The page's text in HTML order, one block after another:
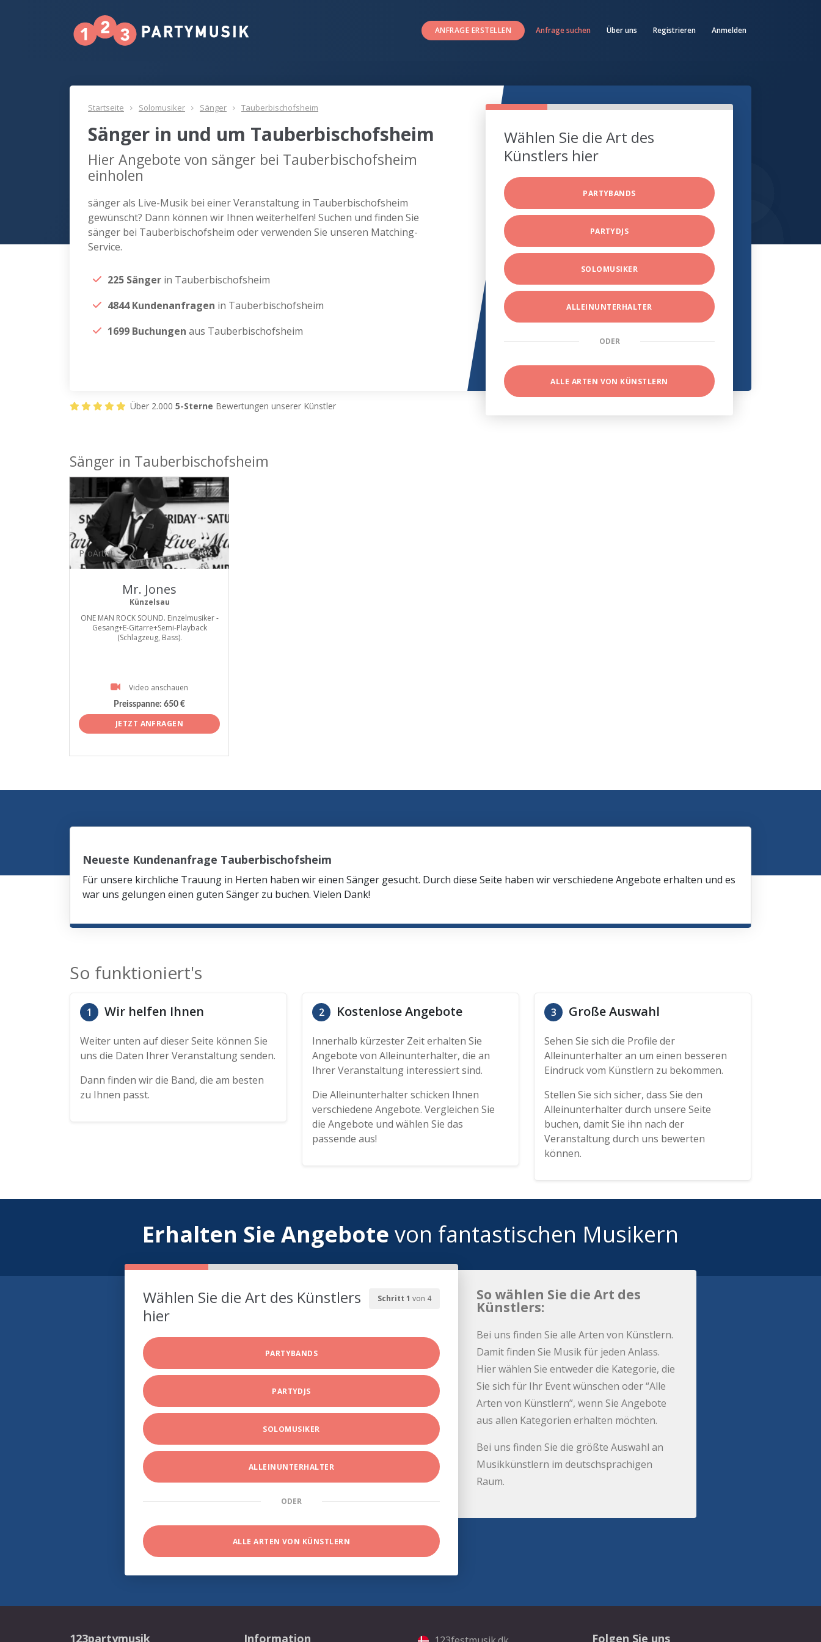
ANFRAGE ERSTELLEN Anfrage suchen Über uns Registrieren Anmelden
Startseite Solomusiker Sänger Tauberbischofsheim
Sänger in und um Tauberbischofsheim
Hier Angebote von sänger bei Tauberbischofsheim
einholen
sänger als Live-Musik bei einer Veranstaltung in Tauberbischofsheim
gewünscht? Dann können wir Ihnen weiterhelfen! Suchen und finden Sie
sänger bei Tauberbischofsheim oder verwenden Sie unseren Matching-
Service.
225 Sänger in Tauberbischofsheim
4844 Kundenanfragen in Tauberbischofsheim
1699 Buchungen aus Tauberbischofsheim
Wählen Sie die Art des
Künstlers hier
PARTYBANDS
PARTYDJS
SOLOMUSIKER
ALLEINUNTERHALTER
ODER
ALLE ARTEN VON KÜNSTLERN
Über 2.000 5-Sterne Bewertungen unserer Künstler
Sänger in Tauberbischofsheim
ProArtist
Mr. Jones
Künzelsau
ONE MAN ROCK SOUND. Einzelmusiker -
Gesang+E-Gitarre+Semi-Playback
(Schlagzeug, Bass).
Video anschauen
Preisspanne: 650 €
JETZT ANFRAGEN
Neueste Kundenanfrage Tauberbischofsheim
Für unsere kirchliche Trauung in Herten haben wir einen Sänger gesucht. Durch diese Seite haben wir verschiedene Angebote erhalten und es
war uns gelungen einen guten Sänger zu buchen. Vielen Dank!
So funktioniert's
1 Wir helfen Ihnen
Weiter unten auf dieser Seite können Sie
uns die Daten Ihrer Veranstaltung senden.
Dann finden wir die Band, die am besten
zu Ihnen passt.
2 Kostenlose Angebote
Innerhalb kürzester Zeit erhalten Sie
Angebote von Alleinunterhalter, die an
Ihrer Veranstaltung interessiert sind.
Die Alleinunterhalter schicken Ihnen
verschiedene Angebote. Vergleichen Sie
die Angebote und wählen Sie das
passende aus!
3 Große Auswahl
Sehen Sie sich die Profile der
Alleinunterhalter an um einen besseren
Eindruck vom Künstlern zu bekommen.
Stellen Sie sich sicher, dass Sie den
Alleinunterhalter durch unsere Seite
buchen, damit Sie ihn nach der
Veranstaltung durch uns bewerten
können.
Erhalten Sie Angebote von fantastischen Musikern
Schritt 1 von 4
Wählen Sie die Art des Künstlers
hier
PARTYBANDS
PARTYDJS
SOLOMUSIKER
ALLEINUNTERHALTER
ODER
ALLE ARTEN VON KÜNSTLERN
So wählen Sie die Art des
Künstlers:
Bei uns finden Sie alle Arten von Künstlern.
Damit finden Sie Musik für jeden Anlass.
Hier wählen Sie entweder die Kategorie, die
Sie sich für Ihr Event wünschen oder “Alle
Arten von Künstlern”, wenn Sie Angebote
aus allen Kategorien erhalten möchten.
Bei uns finden Sie die größte Auswahl an
Musikkünstlern im deutschsprachigen
Raum.
123partymusik Information Folgen Sie uns